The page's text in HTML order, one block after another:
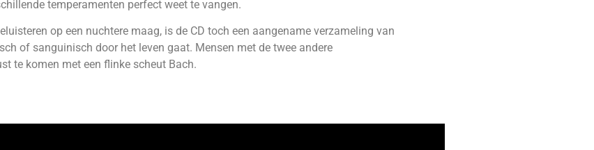
temperamenten perfect weet te vangen.
op een nuchtere maag, is de CD toch een aangename verzameling van
of sanguinisch door het leven gaat. Mensen met de twee andere
te komen met een flinke scheut Bach.